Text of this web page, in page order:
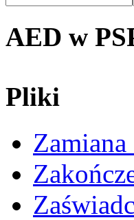
AED w
Pliki
Zamiana